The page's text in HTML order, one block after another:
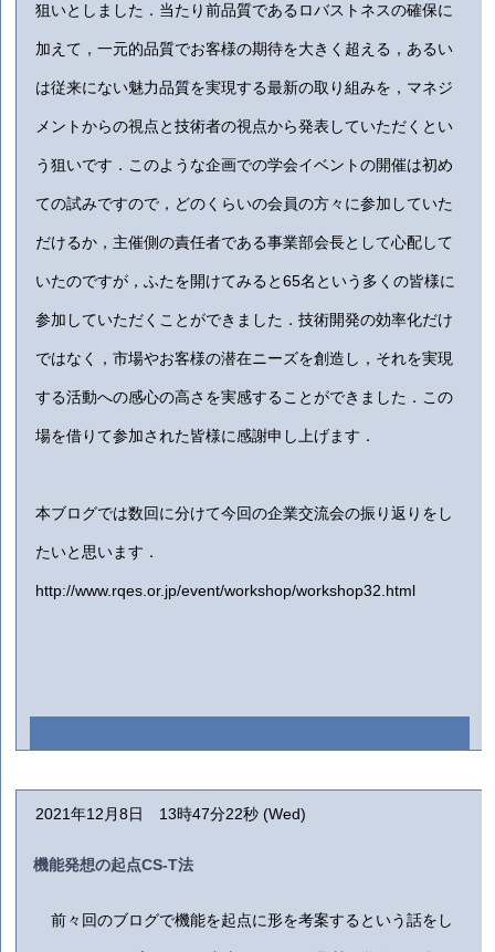
狙いとしました．当たり前品質であるロバストネスの確保に
加えて，一元的品質でお客様の期待を大きく超える，あるい
は従来にない魅力品質を実現する最新の取り組みを，マネジ
メントからの視点と技術者の視点から発表していただくとい
う狙いです．このような企画での学会イベントの開催は初め
ての試みですので，どのくらいの会員の方々に参加していた
だけるか，主催側の責任者である事業部会長として心配して
いたのですが，ふたを開けてみると65名という多くの皆様に
参加していただくことができました．技術開発の効率化だけ
ではなく，市場やお客様の潜在ニーズを創造し，それを実現
する活動への感心の高さを実感することができました．この
場を借りて参加された皆様に感謝申し上げます．
本ブログでは数回に分けて今回の企業交流会の振り返りをし
たいと思います．
http://www.rqes.or.jp/event/workshop/workshop32.html
2021年12月8日 13時47分22秒 (Wed)
機能発想の起点CS-T法
前々回のブログで機能を起点に形を考案するという話をし